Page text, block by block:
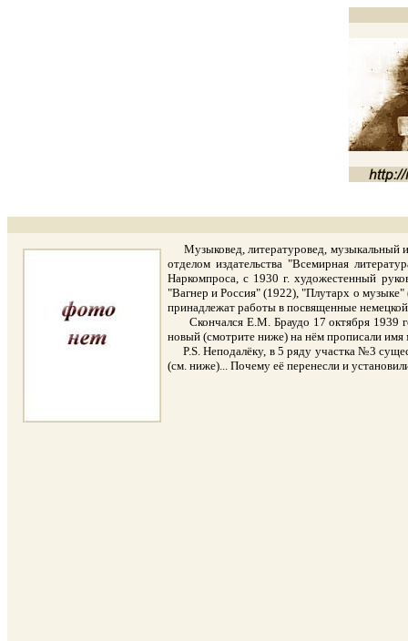
Музыковед, литературовед, музыкальный
отделом издательства "Всемирная
Наркомпроса, с 1930 г. художестенный
"Вагнер и Россия" (1922), "Плутарх о
принадлежат работы в посвященные
Скончался Е.М. Браудо 17 октября 1939
новый (смотрите ниже) на нём прописали имя
P.S. Неподалёку, в 5 ряду участка №3
(см. ниже)... Почему её перенесли и